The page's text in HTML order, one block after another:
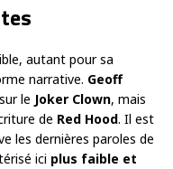
autant pour sa
narrative. Geoff
le Joker Clown, mais
de Red Hood. Il est
les dernières paroles de
ici plus faible et